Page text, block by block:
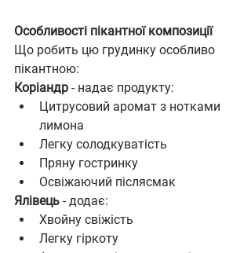
Особливості пікантної композиції
Що робить цю грудинку особливо
пікантною:
Коріандр - надає продукту:
Цитрусовий аромат з нотками
лимона
Легку солодкуватість
Пряну гостринку
Освіжаючий післясмак
Ялівець - додає:
Хвойну свіжість
Легку гіркоту